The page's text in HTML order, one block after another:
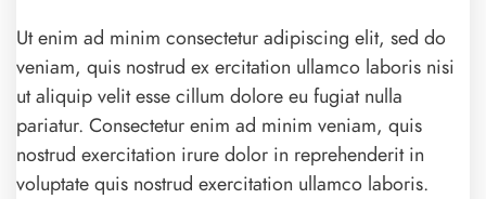
Ut enim ad minim consectetur adipiscing elit, sed do
veniam, quis nostrud ex ercitation ullamco laboris nisi
ut aliquip velit esse cillum dolore eu fugiat nulla
pariatur. Consectetur enim ad minim veniam, quis
nostrud exercitation irure dolor in reprehenderit in
voluptate quis nostrud exercitation ullamco laboris.